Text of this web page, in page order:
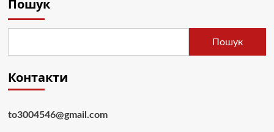
Пошук
Пошук
Контакти
to3004546@gmail.com